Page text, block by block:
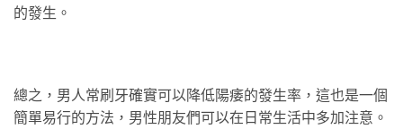
的發生。
總之，男人常刷牙確實可以降低陽痿的發生率，這也是一個
簡單易行的方法，男性朋友們可以在日常生活中多加注意。